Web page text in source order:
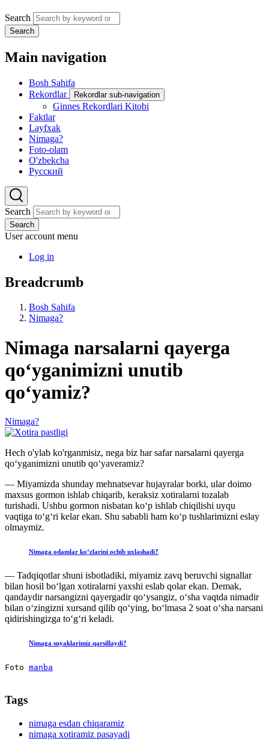
Search
Search
Main navigation
Bosh Sahifa
Rekordlar
Rekordlar sub-navigation
Ginnes Rekordlari Kitobi
Faktlar
Layfxak
Nimaga?
Foto-olam
O'zbekcha
Русский
Search
Search
User account menu
Log in
Breadcrumb
Bosh Sahifa
Nimaga?
Nimaga narsalarni qayerga
qoʻyganimizni unutib
qoʻyamiz?
Nimaga?
Hech o'ylab ko'rganmisiz, nega biz har safar narsalarni qayerga
qoʻyganimizni unutib qoʻyaveramiz?
— Miyamizda shunday mehnatsevar hujayralar borki, ular doimo
maxsus gormon ishlab chiqarib, keraksiz xotiralarni tozalab
turishadi. Ushbu gormon nisbatan koʻp ishlab chiqilishi uyqu
vaqtiga toʻgʻri kelar ekan. Shu sababli ham koʻp tushlarimizni eslay
olmaymiz.
Nimaga odamlar koʻzlarini ochib uxlashadi?
— Tadqiqotlar shuni isbotladiki, miyamiz zavq beruvchi signallar
bilan hosil boʻlgan xotiralarni yaxshi eslab qolar ekan. Demak,
qandaydir narsangizni qayergadir qoʻysangiz, oʻsha vaqtda nimadir
bilan oʻzingizni xursand qilib qoʻying, boʻlmasa 2 soat oʻsha narsani
qidirishingizga toʻgʻri keladi.
Nimaga suyaklarimiz qarsillaydi?
Foto manba
Tags
nimaga esdan chiqaramiz
nimaga xotiramiz pasayadi